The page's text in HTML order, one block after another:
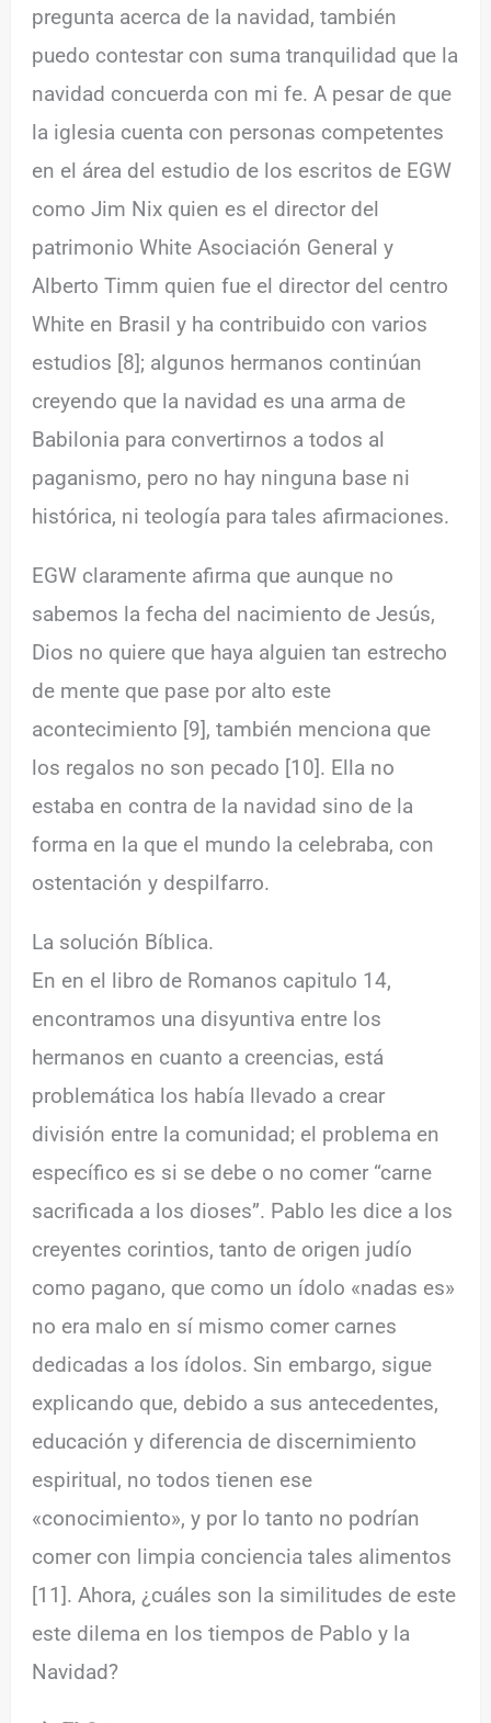
pregunta acerca de la navidad, también
puedo contestar con suma tranquilidad que la
navidad concuerda con mi fe. A pesar de que
la iglesia cuenta con personas competentes
en el área del estudio de los escritos de EGW
como Jim Nix quien es el director del
patrimonio White Asociación General y
Alberto Timm quien fue el director del centro
White en Brasil y ha contribuido con varios
estudios [8]; algunos hermanos continúan
creyendo que la navidad es una arma de
Babilonia para convertirnos a todos al
paganismo, pero no hay ninguna base ni
histórica, ni teología para tales afirmaciones.
EGW claramente afirma que aunque no
sabemos la fecha del nacimiento de Jesús,
Dios no quiere que haya alguien tan estrecho
de mente que pase por alto este
acontecimiento [9], también menciona que
los regalos no son pecado [10]. Ella no
estaba en contra de la navidad sino de la
forma en la que el mundo la celebraba, con
ostentación y despilfarro.
La solución Bíblica.
En en el libro de Romanos capitulo 14,
encontramos una disyuntiva entre los
hermanos en cuanto a creencias, está
problemática los había llevado a crear
división entre la comunidad; el problema en
específico es si se debe o no comer “carne
sacrificada a los dioses”. Pablo les dice a los
creyentes corintios, tanto de origen judío
como pagano, que como un ídolo «nadas es»
no era malo en sí mismo comer carnes
dedicadas a los ídolos. Sin embargo, sigue
explicando que, debido a sus antecedentes,
educación y diferencia de discernimiento
espiritual, no todos tienen ese
«conocimiento», y por lo tanto no podrían
comer con limpia conciencia tales alimentos
[11]. Ahora, ¿cuáles son la similitudes de este
este dilema en los tiempos de Pablo y la
Navidad?